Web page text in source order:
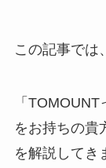
この記事では、
「
をお持ちの貴
を解説してき